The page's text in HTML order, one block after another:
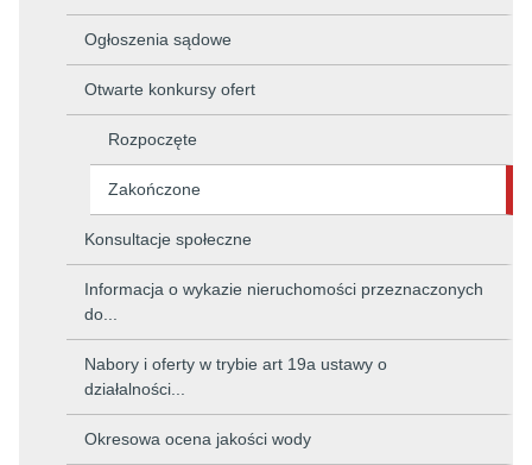
Ogłoszenia sądowe
Otwarte konkursy ofert
Rozpoczęte
Zakończone
Konsultacje społeczne
Informacja o wykazie nieruchomości przeznaczonych
do...
Nabory i oferty w trybie art 19a ustawy o
działalności...
Okresowa ocena jakości wody